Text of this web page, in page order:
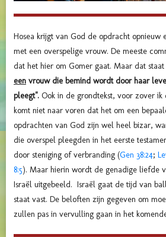
Hosea krijgt van God de opdracht opnieuw
met een overspelige vrouw. De meeste
dat het hier om Gomer gaat. Maar dat
een vrouw die bemind wordt door haar
pleegt". Ook in de grondtekst, voor zover ik
komt niet naar voren dat het om een
opdrachten van God zijn wel heel bizar,
die overspel pleegden in het eerste
door steniging of verbranding (Gen 38:24;
8:5). Maar hierin wordt de genadige liefde
Israël uitgebeeld. Israël gaat de tijd van
staat vast. De beloften zijn gegeven om
zullen pas in vervulling gaan in het